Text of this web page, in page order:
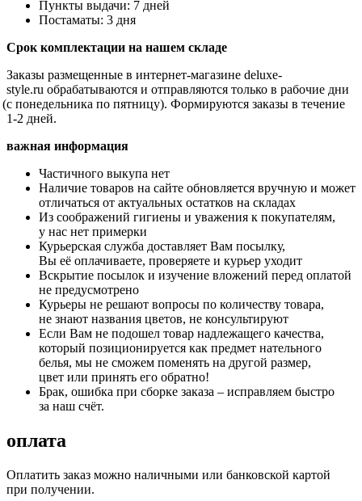
Пункты выдачи: 7 дней
Постаматы: 3 дня
Срок комплектации на нашем складе
Заказы размещенные в интернет-магазине deluxe-
style.ru обрабатываются и отправляются только в рабочие дни
(с понедельника по пятницу). Формируются заказы в течение
1-2 дней.
важная информация
Частичного выкупа нет
Наличие товаров на сайте обновляется вручную и может
отличаться от актуальных остатков на складах
Из соображений гигиены и уважения к покупателям,
у нас нет примерки
Курьерская служба доставляет Вам посылку,
Вы её оплачиваете, проверяете и курьер уходит
Вскрытие посылок и изучение вложений перед оплатой
не предусмотрено
Курьеры не решают вопросы по количеству товара,
не знают названия цветов, не консультируют
Если Вам не подошел товар надлежащего качества,
который позиционируется как предмет нательного
белья, мы не сможем поменять на другой размер,
цвет или принять его обратно!
Брак, ошибка при сборке заказа – исправляем быстро
за наш счёт.
оплата
Оплатить заказ можно наличными или банковской картой
при получении.